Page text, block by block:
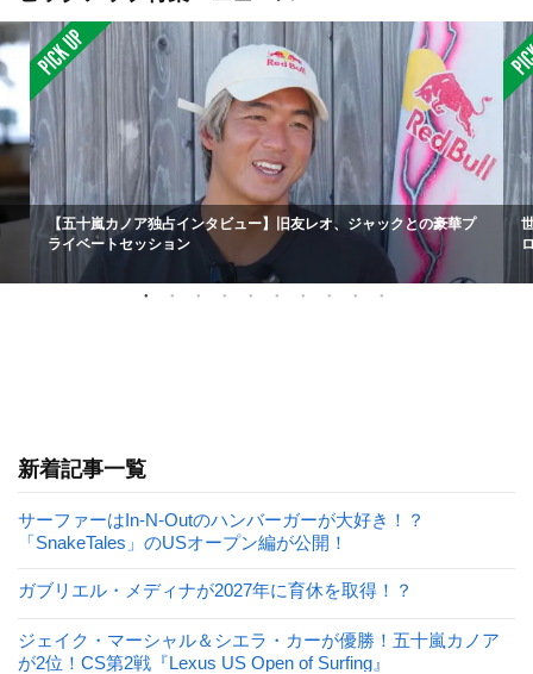
【五十嵐カノア独占インタビュー】旧友レオ、ジャックとの豪華プ
ライベートセッション
新着記事一覧
サーファーはIn-N-Outのハンバーガーが大好き！？
「SnakeTales」のUSオープン編が公開！
ガブリエル・メディナが2027年に育休を取得！？
ジェイク・マーシャル＆シエラ・カーが優勝！五十嵐カノア
が2位！CS第2戦『Lexus US Open of Surfing』